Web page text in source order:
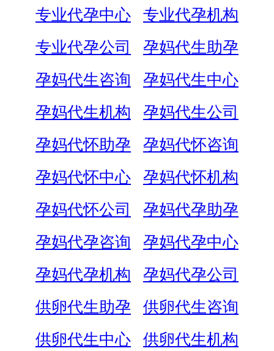
专业代孕中心
专业代孕机构
专业代孕公司
孕妈代生助孕
孕妈代生咨询
孕妈代生中心
孕妈代生机构
孕妈代生公司
孕妈代怀助孕
孕妈代怀咨询
孕妈代怀中心
孕妈代怀机构
孕妈代怀公司
孕妈代孕助孕
孕妈代孕咨询
孕妈代孕中心
孕妈代孕机构
孕妈代孕公司
供卵代生助孕
供卵代生咨询
供卵代生中心
供卵代生机构